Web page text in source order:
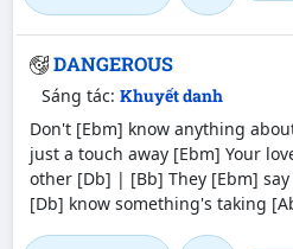
DANGEROUS
Sáng tác: Khuyết danh
Don't [Ebm] know anything
just a touch away [Ebm] Your
other [Db] | [Bb] They [Ebm]
[Db] know something's taking